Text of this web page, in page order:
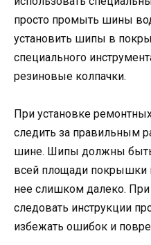
просто промыть шины
установить шипы в
специального
резиновые колпачки.
При установке
следить за правильным
шине. Шипы должны
всей площади покрышки
нее слишком далеко.
следовать инструкции
избежать ошибок и